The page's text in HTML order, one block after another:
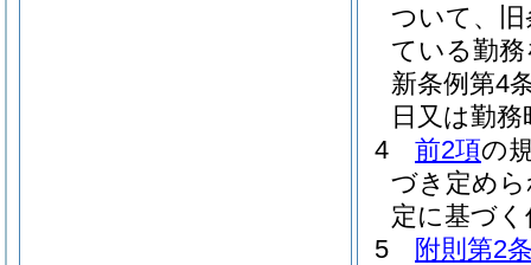
ついて、
ている勤
新条例第4
日又は勤
4
前2項の
づき定め
定に基づ
5
附則第2